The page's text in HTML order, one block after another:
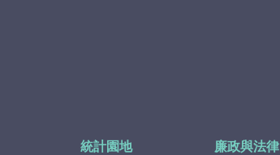
統計園地 廉政與法律